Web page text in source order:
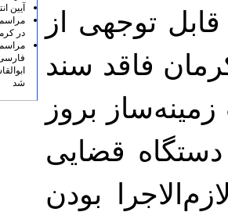
توجهی از
فاقد سند
بروز
قضایی
بودن
آیین
در
شد